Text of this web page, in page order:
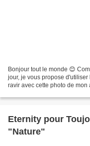
Bonjour tout le monde 😊
jour, je vous propose
ravir avec cette photo de
Eternity pour
"Nature"